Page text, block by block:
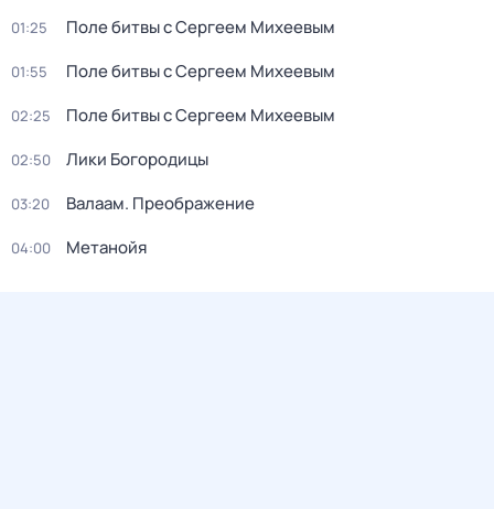
01:25 Поле битвы с Сергеем Михеевым
01:55 Поле битвы с Сергеем Михеевым
02:25 Поле битвы с Сергеем Михеевым
02:50 Лики Богородицы
03:20 Валаам. Преображение
04:00 Метанойя